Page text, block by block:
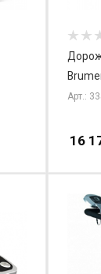
Арт.:
16